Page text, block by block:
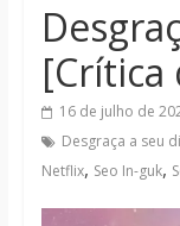
livros,
filmes,
séries
notícias
[Crítica
16 de julho de
Desgraça a seu
Netflix, Seo In-guk,